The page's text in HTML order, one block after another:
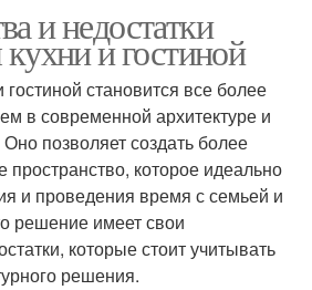
и недостатки
и гостиной
становится все более
в современной архитектуре и
позволяет создать более
пространство, которое идеально
и проведения время с семьей и
решение имеет свои
которые стоит учитывать
решения.